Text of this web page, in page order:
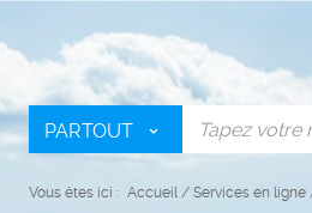
PARTOUT
Vous êtes ici : Accueil / Services en ligne